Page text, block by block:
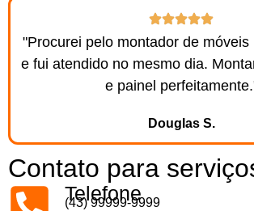
"Procurei pelo montador de móveis
e fui atendido no mesmo dia.
e painel
Douglas S.
Contato para
Telefone
(43) 99999-9999